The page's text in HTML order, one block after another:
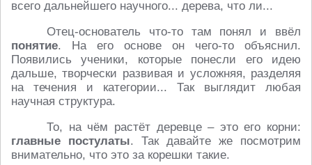
всего дальнейшего научного... дерева, что ли...
Отец-основатель что-то там понял и ввёл
понятие. На его основе он чего-то объяснил.
Появились ученики, которые понесли его идею
дальше, творчески развивая и усложняя, разделяя
на течения и категории... Так выглядит любая
научная структура.
То, на чём растёт деревце – это его корни:
главные постулаты. Так давайте же посмотрим
внимательно, что это за корешки такие.